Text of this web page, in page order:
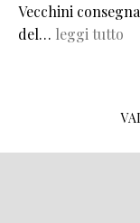
Vecchini
del… leggi tutto